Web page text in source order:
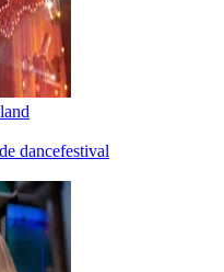
dancefestival